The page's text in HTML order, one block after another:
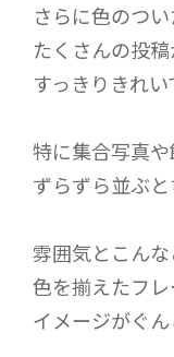
さらに色のつ
たくさんの投
すっきりきれい
特に集合写真
ずらずら並ぶと
雰囲気とこん
色を揃えたフ
イメージがぐん